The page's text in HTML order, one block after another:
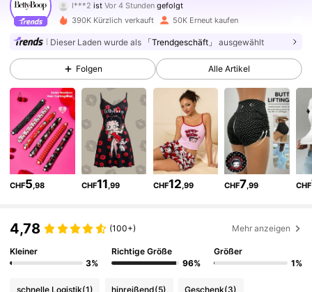
l***aist am Durchsuchen
4,82
54K Follower
4,82
4,82 54K Follower
54K Follower
54K Follower
390K Kürzlich verkauft 50K Erneut kaufen
Dieser Laden wurde als 「Trendgeschäft」 ausgewählt
Folgen Alle Artikel
CHF5,98 CHF11,99 CHF12,99 CHF7,99 CHF
4,78 (100+) Mehr anzeigen
Kleiner
3%
Richtige Größe
96%
Größer
1%
schnelle Logistik(1) hinreißend(5) Geschenk(3)